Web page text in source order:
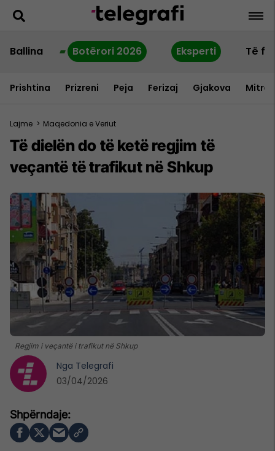
Ballina Botërori 2026 Eksperti Të
Prishtina Prizreni Peja Ferizaj Gjakova
Lajme > Maqedonia e Veriut
Të dielën do të ketë regjim të
veçantë të trafikut në Shkup
Regjim i veçantë i trafikut në Shkup
Nga Telegrafi
03/04/2026